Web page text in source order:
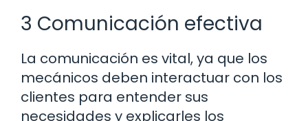
3 Comunicación efectiva
La comunicación es vital, ya que los
mecánicos deben interactuar con los
clientes para entender sus
necesidades y explicarles los